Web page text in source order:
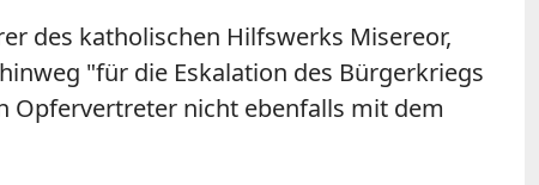
des katholischen Hilfswerks Misereor,
"für die Eskalation des Bürgerkriegs
Opfervertreter nicht ebenfalls mit dem